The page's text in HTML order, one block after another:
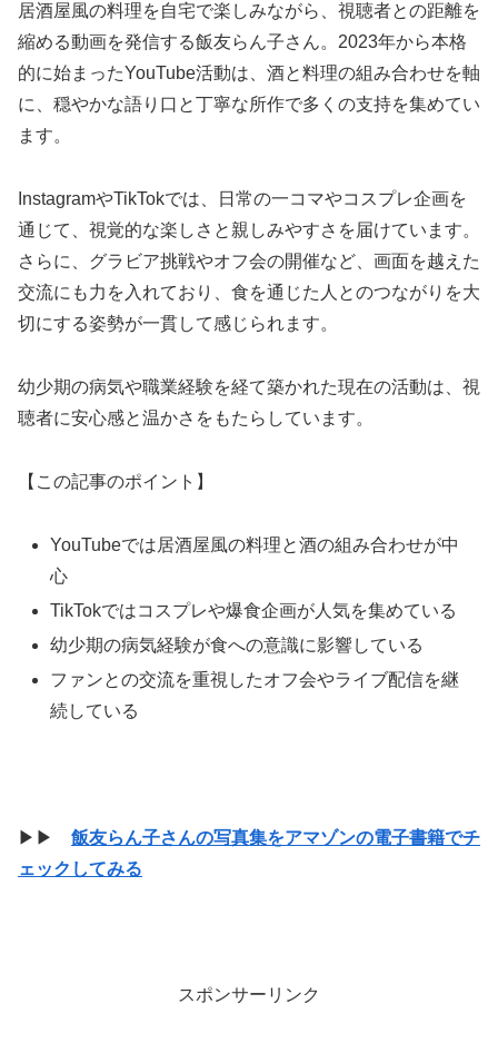
居酒屋風の料理を自宅で楽しみながら、視聴者との距離を
縮める動画を発信する飯友らん子さん。2023年から本格
的に始まったYouTube活動は、酒と料理の組み合わせを軸
に、穏やかな語り口と丁寧な所作で多くの支持を集めてい
ます。
InstagramやTikTokでは、日常の一コマやコスプレ企画を
通じて、視覚的な楽しさと親しみやすさを届けています。
さらに、グラビア挑戦やオフ会の開催など、画面を越えた
交流にも力を入れており、食を通じた人とのつながりを大
切にする姿勢が一貫して感じられます。
幼少期の病気や職業経験を経て築かれた現在の活動は、視
聴者に安心感と温かさをもたらしています。
【この記事のポイント】
YouTubeでは居酒屋風の料理と酒の組み合わせが中
心
TikTokではコスプレや爆食企画が人気を集めている
幼少期の病気経験が食への意識に影響している
ファンとの交流を重視したオフ会やライブ配信を継
続している
▶▶ 飯友らん子さんの写真集をアマゾンの電子書籍でチ
ェックしてみる
スポンサーリンク